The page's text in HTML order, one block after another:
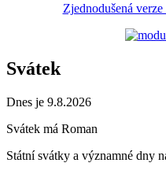
Zjednodušená
Svátek
Dnes je 9.8.2026
Svátek má Roman
Státní svátky a významné dny